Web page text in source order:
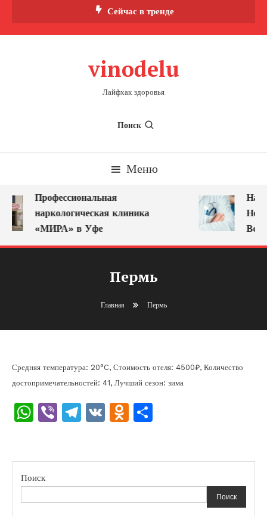
Сейчас в тренде
vinodelu
Лайфхак здоровья
Поиск
Меню
Профессиональная
наркологическая клиника
«МИРА» в Уфе
Пермь
Главная Пермь
Средняя температура: 20°C, Стоимость отеля: 4500₽, Количество
достопримечательностей: 41, Лучший сезон: зима
WhatsApp
ViberTelegram
VK Odnoklassniki
Поиск
Поиск